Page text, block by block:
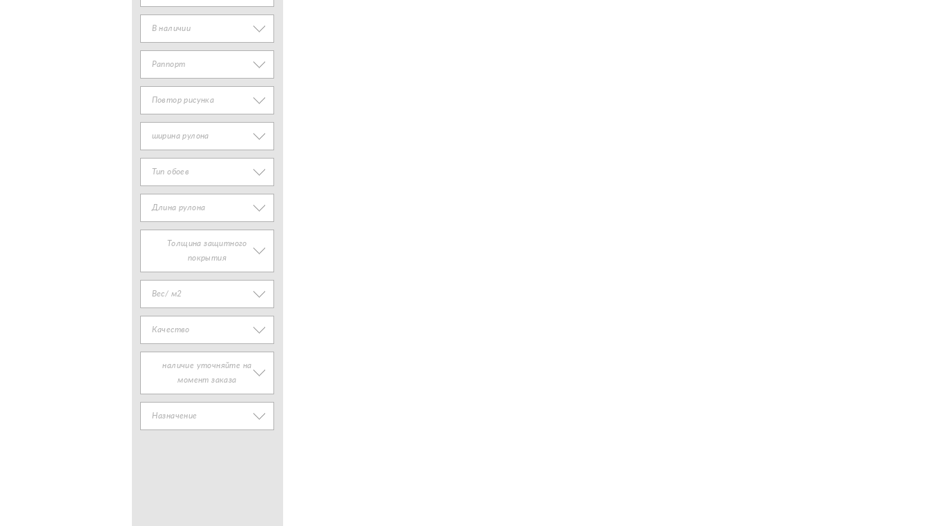
В наличии
Раппорт
Повтор рисунка
ширина рулона
Тип обоев
Длина рулона
Толщина защитного
покрытия
Вес/ м2
Качество
наличие уточняйте на
момент заказа
Назначение